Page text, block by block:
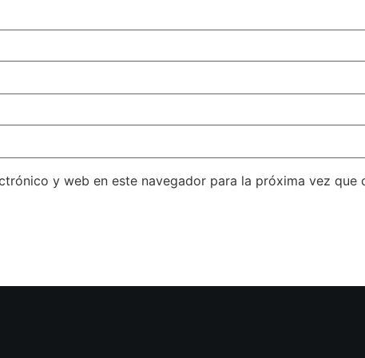
y web en este navegador para la próxima vez que